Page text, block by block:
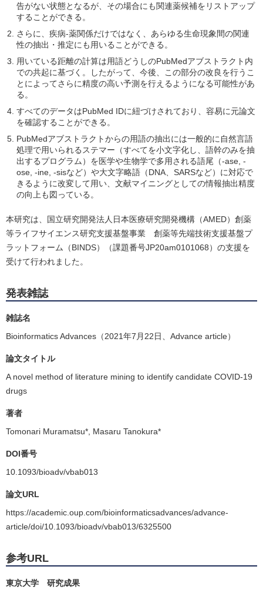
告がない状態となるが、その場合にも関連薬候補をリストアップ
することができる。
さらに、疾病-薬関係だけではなく、あらゆる生命現象間の関連
性の抽出・推定にも用いることができる。
用いている距離の計算は用語どうしのPubMedアブストラクト内
での共起に基づく。したがって、今後、この部分の改良を行うこ
とによってさらに精度の高い予測を行えるようになる可能性があ
る。
すべてのデータはPubMed IDに紐づけされており、容易に元論文
を確認することができる。
PubMedアブストラクトからの用語の抽出には一般的に自然言語
処理で用いられるステマー（すべてを小文字化し、語幹のみを抽
出するプログラム）を医学や生物学で多用される語尾（-ase, -
ose, -ine, -sisなど）や大文字略語（DNA、SARSなど）に対応で
きるように改変して用い、文献マイニングとしての情報抽出精度
の向上も図っている。
本研究は、国立研究開発法人日本医療研究開発機構（AMED）創薬
等ライフサイエンス研究支援基盤事業 創薬等先端技術支援基盤プ
ラットフォーム（BINDS）（課題番号JP20am0101068）の支援を
受けて行われました。
発表雑誌
雑誌名
Bioinformatics Advances（2021年7月22日、Advance article）
論文タイトル
A novel method of literature mining to identify candidate COVID-19
drugs
著者
Tomonari Muramatsu*, Masaru Tanokura*
DOI番号
10.1093/bioadv/vbab013
論文URL
https://academic.oup.com/bioinformaticsadvances/advance-
article/doi/10.1093/bioadv/vbab013/6325500
参考URL
東京大学 研究成果